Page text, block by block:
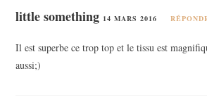
little something 14 MARS 2016
Il est superbe ce trop top et le tissu est
aussi;)